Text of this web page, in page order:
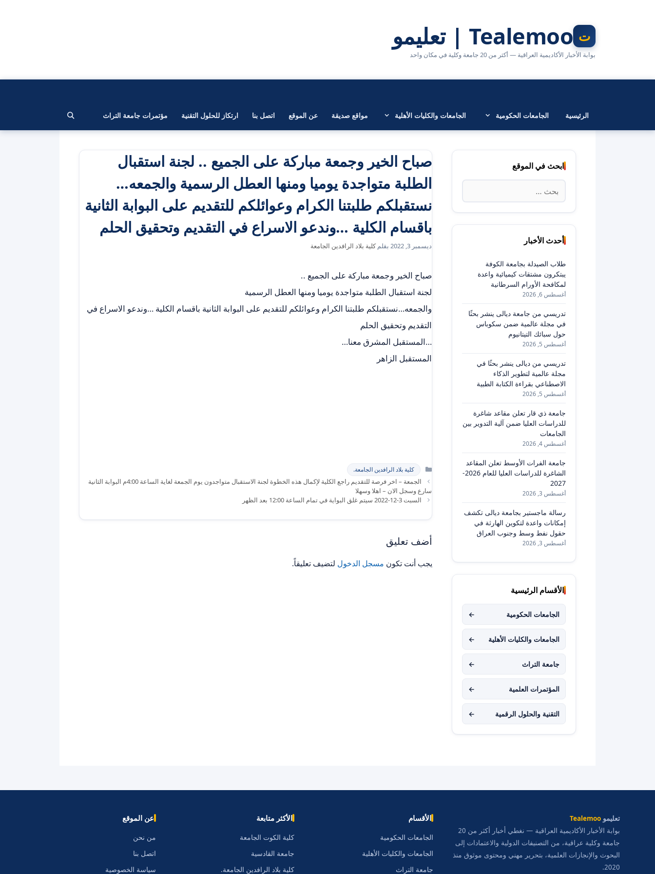
Tealemoo | تعليمو
بوابة الأخبار الأكاديمية العراقية — أكثر من 20 جامعة وكلية في مكان واحد
الرئيسية الجامعات الحكومية الجامعات والكليات الأهلية مواقع صديقة عن الموقع اتصل بنا ارتكاز للحلول التقنية مؤتمرات جامعة التراث
صباح الخير وجمعة مباركة على الجميع .. لجنة استقبال
الطلبة متواجدة يوميا ومنها العطل الرسمية والجمعه…
نستقبلكم طلبتنا الكرام وعوائلكم للتقديم على البوابة الثانية
باقسام الكلية …وندعو الاسراع في التقديم وتحقيق الحلم
ديسمبر 3, 2022 بقلمكلية بلاد الرافدين الجامعة
صباح الخير وجمعة مباركة على الجميع ..
لجنة استقبال الطلبة متواجدة يوميا ومنها العطل الرسمية
والجمعه…نستقبلكم طلبتنا الكرام وعوائلكم للتقديم على البوابة الثانية باقسام الكلية …وندعو الاسراع في
التقديم وتحقيق الحلم
…المستقبل المشرق معنا…
المستقبل الزاهر
التصنيفات
كلية بلاد الرافدين الجامعة.
الجمعة – اخر فرصة للتقديم راجع الكلية لإكمال هذه الخطوة لجنة الاستقبال متواجدون يوم الجمعة لغاية الساعة 4:00م البوابة الثانية
سارع وسجل الان – اهلا وسهلا
السبت 3-12-2022 سيتم غلق البواية في تمام الساعة 12:00 بعد الظهر
أضف تعليق
يجب أنت تكون مسجل الدخول لتضيف تعليقاً.
ابحث في الموقع
البحث
عن:
أحدث الأخبار
طلاب الصيدلة بجامعة الكوفة
يبتكرون مشتقات كيميائية واعدة
لمكافحة الأورام السرطانية
أغسطس 6, 2026
تدريسي من جامعة ديالى ينشر بحثًا
في مجلة عالمية ضمن سكوباس
حول سبائك التيتانيوم
أغسطس 5, 2026
تدريسي من ديالى ينشر بحثًا في
مجلة عالمية لتطوير الذكاء
الاصطناعي بقراءة الكتابة الطبية
أغسطس 5, 2026
جامعة ذي قار تعلن مقاعد شاغرة
للدراسات العليا ضمن آلية التدوير بين
الجامعات
أغسطس 4, 2026
جامعة الفرات الأوسط تعلن المقاعد
الشاغرة للدراسات العليا للعام 2026-
2027
أغسطس 3, 2026
رسالة ماجستير بجامعة ديالى تكشف
إمكانات واعدة لتكوين الهارثة في
حقول نفط وسط وجنوب العراق
أغسطس 3, 2026
الأقسام الرئيسية
الجامعات الحكومية ←
الجامعات والكليات الأهلية ←
جامعة التراث ←
المؤتمرات العلمية ←
التقنية والحلول الرقمية ←
تعليمو Tealemoo
بوابة الأخبار الأكاديمية العراقية — نغطي أخبار أكثر من 20
جامعة وكلية عراقية، من التصنيفات الدولية والاعتمادات إلى
البحوث والإنجازات العلمية، بتحرير مهني ومحتوى موثوق منذ
2020.
الأقسام
الجامعات الحكومية
الجامعات والكليات الأهلية
جامعة التراث
الأكثر متابعة
كلية الكوت الجامعة
جامعة القادسية
كلية بلاد الرافدين الجامعة.
عن الموقع
من نحن
اتصل بنا
سياسة الخصوصية